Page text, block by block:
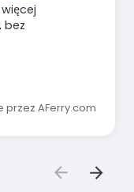
bez
przez AFerry.com